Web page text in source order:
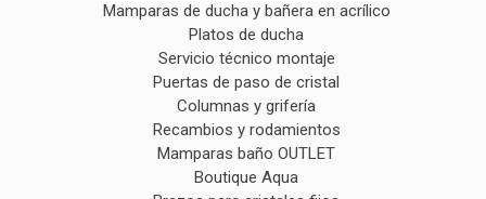
Mamparas de ducha y bañera en acrílico
Platos de ducha
Servicio técnico montaje
Puertas de paso de cristal
Columnas y grifería
Recambios y rodamientos
Mamparas baño OUTLET
Boutique Aqua